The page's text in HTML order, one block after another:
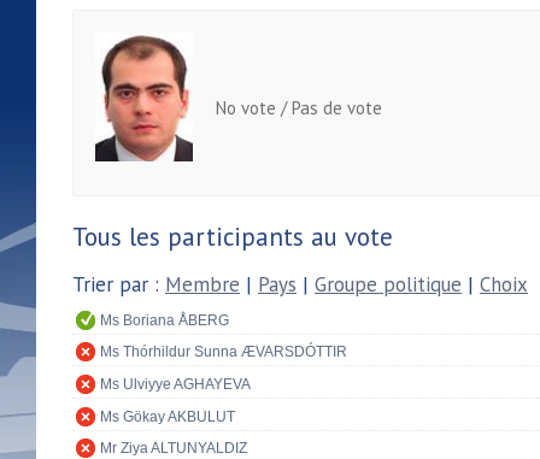
No vote / Pas de vote
Tous les participants au vote
Trier par : Membre | Pays | Groupe politique | Choix
Ms Boriana ÅBERG
Ms Thórhildur Sunna ÆVARSDÓTTIR
Ms Ulviyye AGHAYEVA
Ms Gökay AKBULUT
Mr Ziya ALTUNYALDIZ